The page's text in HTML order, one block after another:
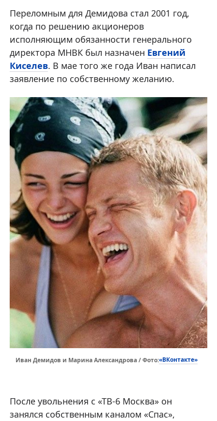
Переломным для Демидова стал 2001 год,
когда по решению акционеров
исполняющим обязанности генерального
директора МНВК был назначен Евгений
Киселев. В мае того же года Иван написал
заявление по собственному желанию.
Иван Демидов и Марина Александрова / Фото:«ВКонтакте»
После увольнения с «ТВ-6 Москва» он
занялся собственным каналом «Спас»,